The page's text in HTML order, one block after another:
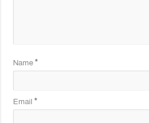
Name*
Email*